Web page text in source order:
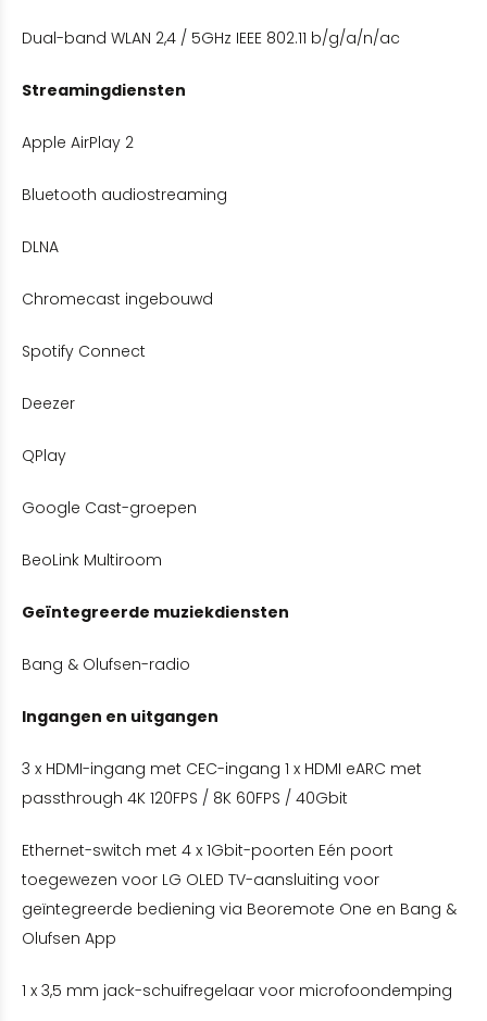
Dual-band WLAN 2,4 / 5GHz IEEE 802.11 b/g/a/n/ac
Streamingdiensten
Apple AirPlay 2
Bluetooth audiostreaming
DLNA
Chromecast ingebouwd
Spotify Connect
Deezer
QPlay
Google Cast-groepen
BeoLink Multiroom
Geïntegreerde muziekdiensten
Bang & Olufsen-radio
Ingangen en uitgangen
3 x HDMI-ingang met CEC-ingang 1 x HDMI eARC met
passthrough 4K 120FPS / 8K 60FPS / 40Gbit
Ethernet-switch met 4 x 1Gbit-poorten Eén poort
toegewezen voor LG OLED TV-aansluiting voor
geïntegreerde bediening via Beoremote One en Bang &
Olufsen App
1 x 3,5 mm jack-schuifregelaar voor microfoondemping